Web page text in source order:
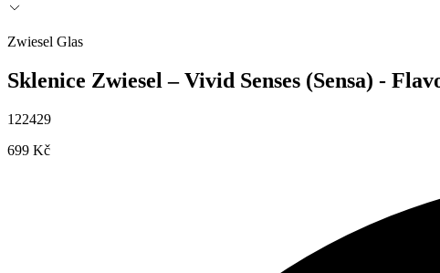
Zwiesel Glas
Sklenice Zwiesel – Vivid Senses (Sensa) -
122429
699 Kč